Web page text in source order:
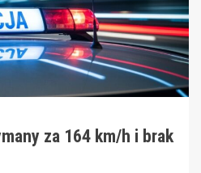
za 164 km/h i brak